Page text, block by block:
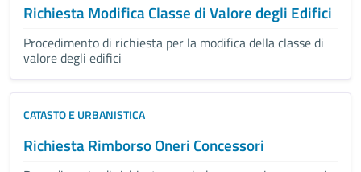
Richiesta Modifica Classe di Valore degli Edifici
Procedimento di richiesta per la modifica della classe di
valore degli edifici
CATASTO E URBANISTICA
Richiesta Rimborso Oneri Concessori